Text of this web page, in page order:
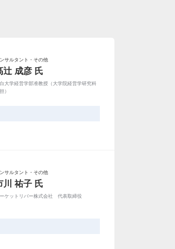
サルタント・その他
辻 成彦 氏
大学経営学部准教授（大学院経営学研究科
）
サルタント・その他
川 祐子 氏
ケットリバー株式会社 代表取締役